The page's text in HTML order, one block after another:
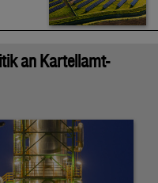
an Kartellamt-